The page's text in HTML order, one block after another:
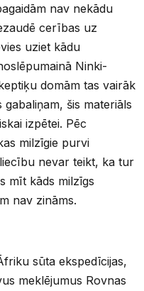
nav nekādu
cerības uz
uziet kādu
Ninki-
domām tas vairāk
šis materiāls
izpētei. Pēc
milzīgie purvi
nevar teikt, ka tur
mīt kāds milzīgs
nav zināms.
sūta ekspedīcijas,
meklējumus Rovnas